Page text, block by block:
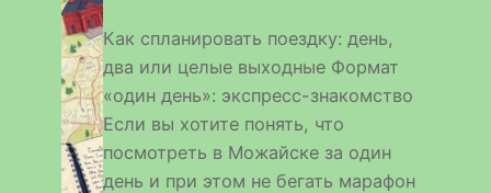
Как спланировать поездку: день,
два или целые выходные Формат
«один день»: экспресс-знакомство
Если вы хотите понять, что
посмотреть в Можайске за один
день и при этом не бегать марафон